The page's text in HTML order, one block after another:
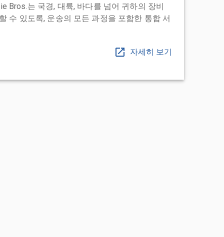
Bros.는 국경, 대륙, 바다를 넘어 귀하의 장비
수 있도록, 운송의 모든 과정을 포함한 통합 서
자세히 보기